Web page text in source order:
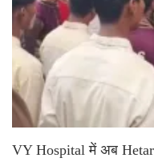
VY Hospital में अब